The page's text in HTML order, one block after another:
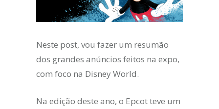
Neste post, vou fazer um resumão
dos grandes anúncios feitos na expo,
com foco na Disney World.
Na edição deste ano, o Epcot teve um